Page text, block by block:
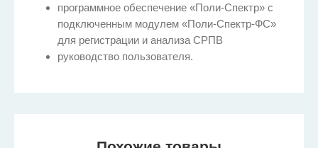
программное обеспечение «Поли-Спектр» с
подключенным модулем «Поли-Спектр-ФС»
для регистрации и анализа СРПВ
руководство пользователя.